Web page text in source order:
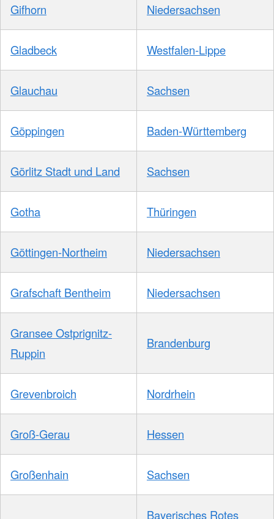
Gifhorn Niedersachsen
Gladbeck Westfalen-Lippe
Glauchau Sachsen
Göppingen Baden-Württemberg
Görlitz Stadt und Land Sachsen
Gotha Thüringen
Göttingen-Northeim Niedersachsen
Grafschaft Bentheim Niedersachsen
Gransee Ostprignitz-
Ruppin
Brandenburg
Grevenbroich Nordrhein
Groß-Gerau Hessen
Großenhain Sachsen
Bayerisches Rotes